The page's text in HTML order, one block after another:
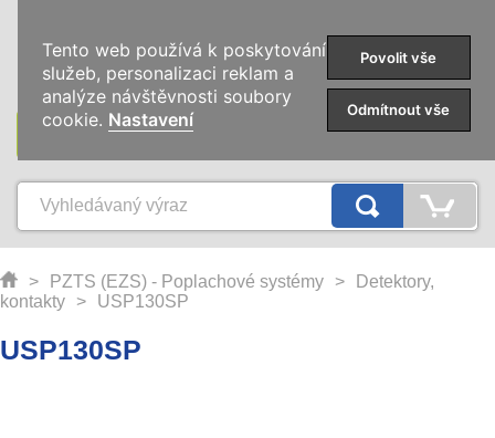
KATEGORIE
> PZTS (EZS) - Poplachové systémy >
Detektory,
kontakty
> USP130SP
USP130SP
Tento web používá k poskytování
služeb, personalizaci reklam a
analýze návštěvnosti soubory
cookie. Nastavení
Povolit vše
Odmítnout vše